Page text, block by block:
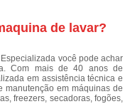
de lavar?
você pode achar
Com mais de 40 anos de
em assistência técnica e
manutenção em máquinas de
freezers, secadoras, fogões,